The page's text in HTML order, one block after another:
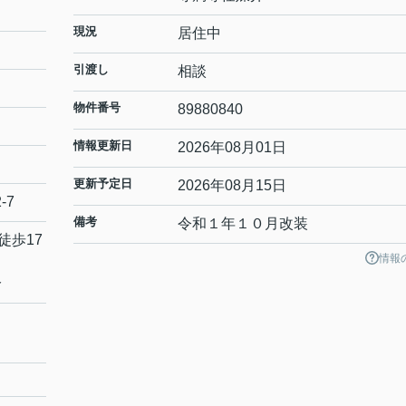
7
歩17
現況 居住中
引渡し 相談
物件番号 89880840
情報更新日 2026年08月01日
更新予定日 2026年08月15日
備考 令和１年１０月改装
情報